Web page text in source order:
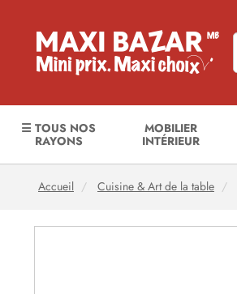
☰ TOUS NOS
RAYONS
MOBILIER
INTÉRIEUR
Accueil Cuisine & Art de la table